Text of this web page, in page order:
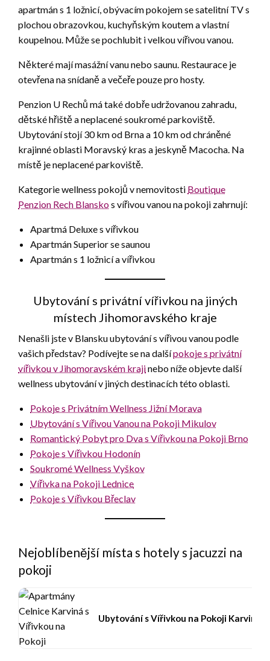
apartmán s 1 ložnicí, obývacím pokojem se satelitní TV s
plochou obrazovkou, kuchyňským koutem a vlastní
koupelnou. Může se pochlubit i velkou vířivou vanou.
Některé mají masážní vanu nebo saunu. Restaurace je
otevřena na snídaně a večeře pouze pro hosty.
Penzion U Rechů má také dobře udržovanou zahradu,
dětské hřiště a neplacené soukromé parkoviště.
Ubytování stojí 30 km od Brna a 10 km od chráněné
krajinné oblasti Moravský kras a jeskyně Macocha. Na
místě je neplacené parkoviště.
Kategorie wellness pokojů v nemovitosti Boutique
Penzion Rech Blanskos vířivou vanou na pokoji zahrnují:
Apartmá Deluxe s vířivkou
Apartmán Superior se saunou
Apartmán s 1 ložnicí a vířivkou
Ubytování s privátní vířivkou na jiných
místech Jihomoravského kraje
Nenašli jste v Blansku ubytování s vířivou vanou podle
vašich představ? Podívejte se na dalšípokoje s privátní
vířivkou v Jihomoravském krajinebo níže objevte další
wellness ubytování v jiných destinacích této oblasti.
Pokoje s Privátním Wellness Jižní Morava
Ubytování s Vířivou Vanou na Pokoji Mikulov
Romantický Pobyt pro Dva s Vířivkou na Pokoji Brno
Pokoje s Vířivkou Hodonín
Soukromé Wellness Vyškov
Vířivka na Pokoji Lednice
Pokoje s Vířivkou Břeclav
Nejoblíbenější místa s hotely s jacuzzi na
pokoji
Ubytování s Vířivkou na Pokoji Karviná